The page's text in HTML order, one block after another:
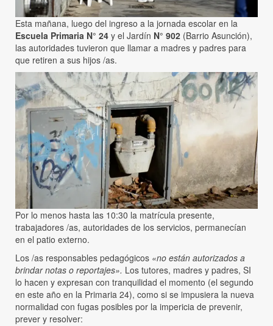
Esta mañana, luego del ingreso a la jornada escolar en la
Escuela Primaria N° 24 y el Jardín N° 902 (Barrio Asunción),
las autoridades tuvieron que llamar a madres y padres para
que retiren a sus hijos /as.
Por lo menos hasta las 10:30 la matrícula presente,
trabajadores /as, autoridades de los servicios, permanecían
en el patio externo.
Los /as responsables pedagógicos «no están autorizados a
brindar notas o reportajes». Los tutores, madres y padres, SI
lo hacen y expresan con tranquilidad el momento (el segundo
en este año en la Primaria 24), como si se impusiera la nueva
normalidad con fugas posibles por la impericia de prevenir,
prever y resolver: